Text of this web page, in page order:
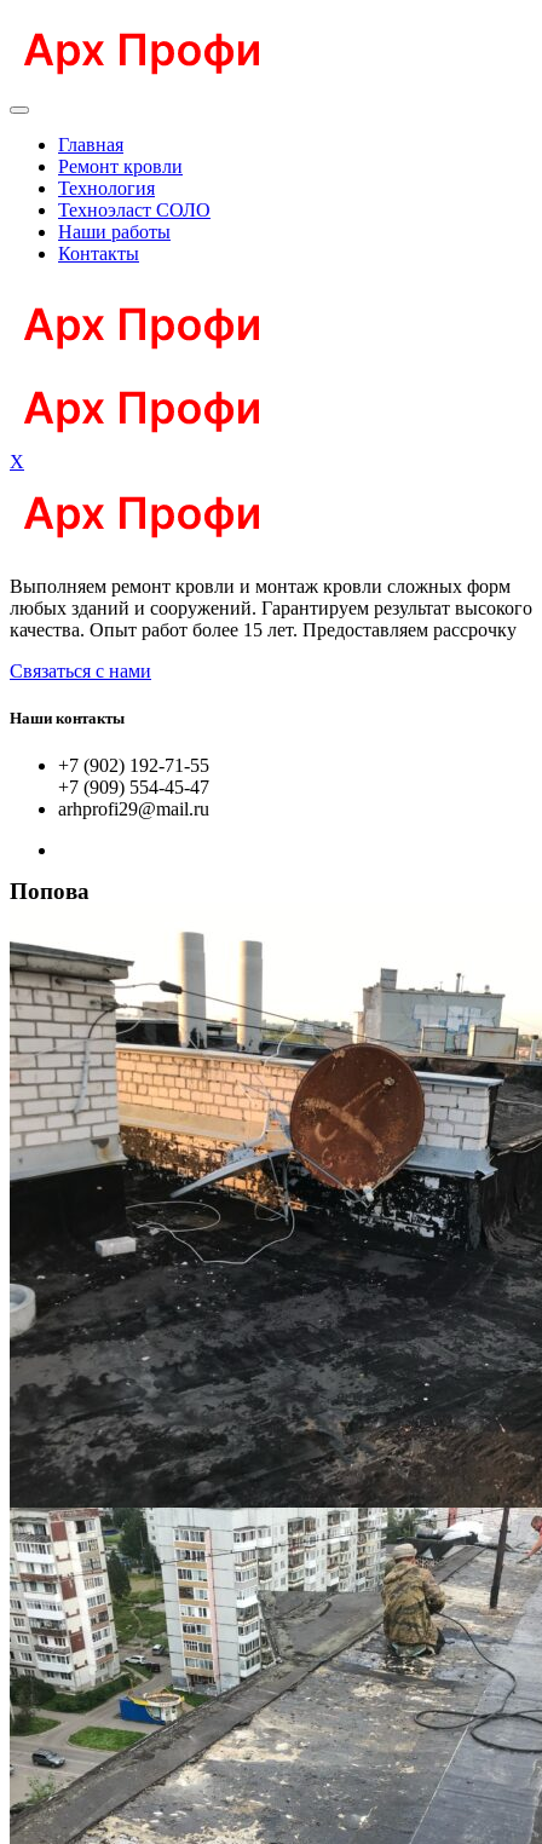
Главная
Ремонт кровли
Технология
Техноэласт СОЛО
Наши работы
Контакты
X
Выполняем ремонт кровли и монтаж кровли сложных форм
любых зданий и сооружений. Гарантируем результат высокого
качества. Опыт работ более 15 лет. Предоставляем рассрочку
Связаться с нами
Наши контакты
+7 (902) 192-71-55
+7 (909) 554-45-47
arhprofi29@mail.ru
Попова